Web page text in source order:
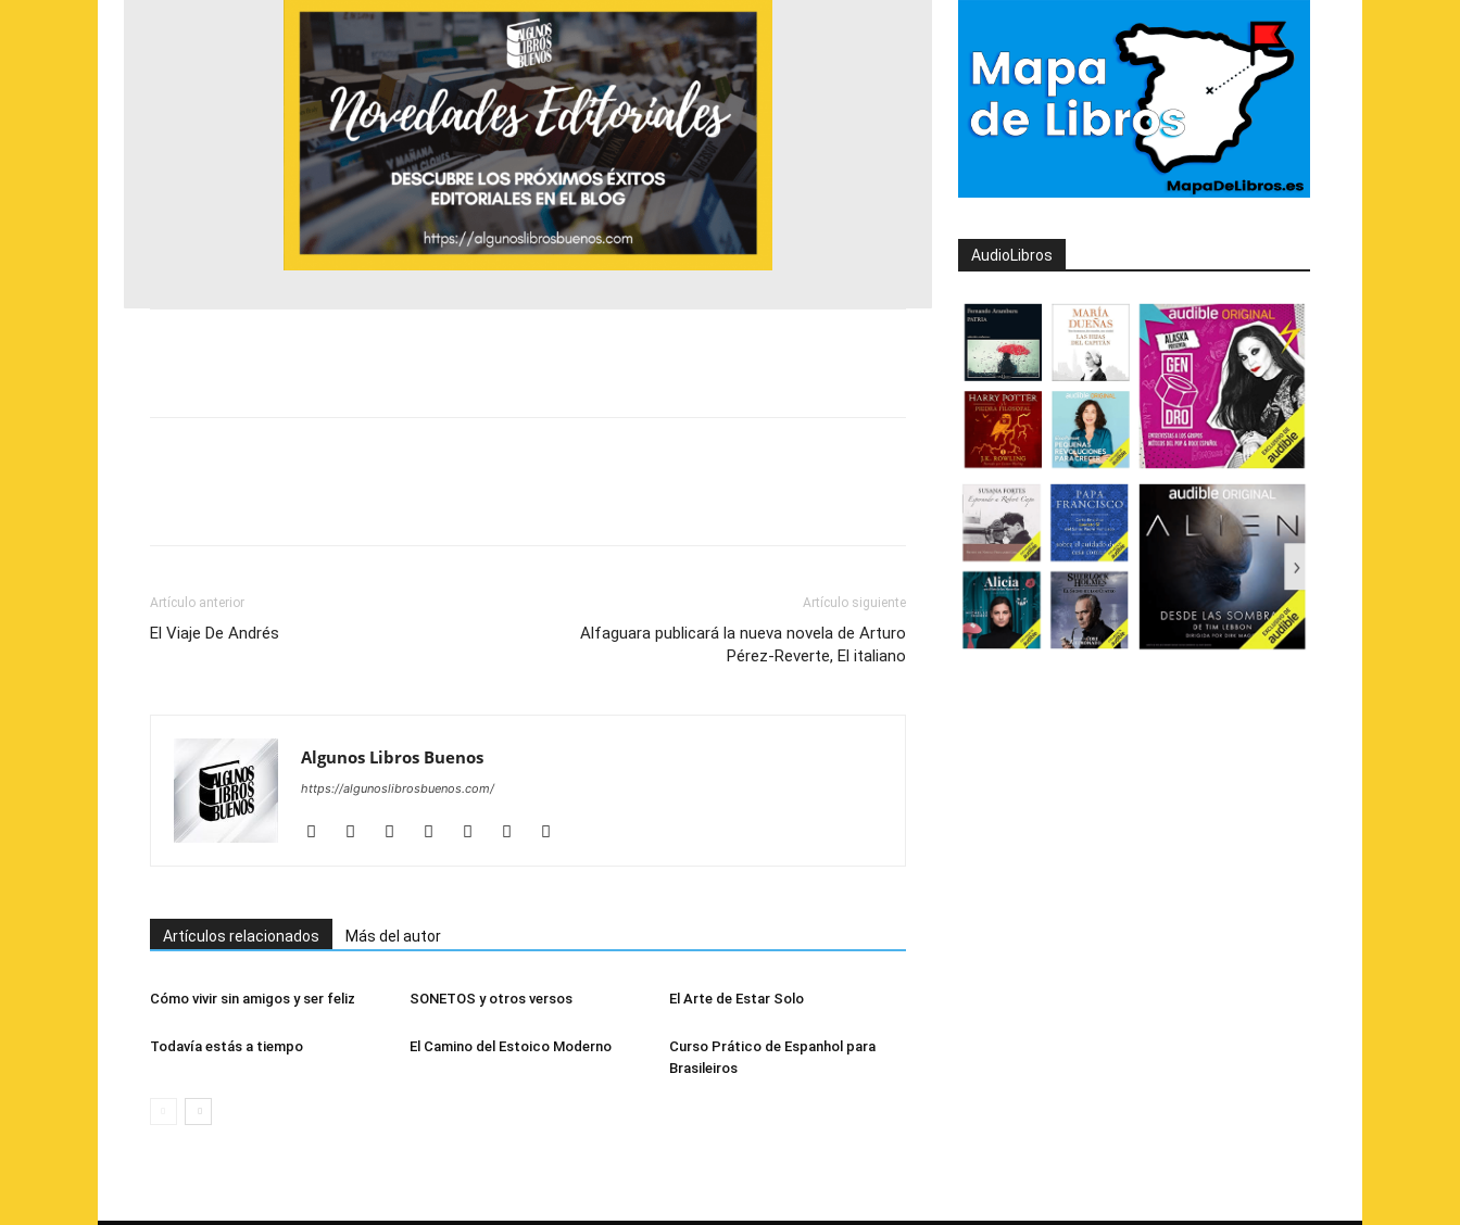
Artículo anterior
El Viaje De Andrés
Artículo siguiente
Alfaguara publicará la nueva novela de Arturo
Pérez-Reverte, El italiano
Algunos Libros Buenos
https://algunoslibrosbuenos.com/
Artículos relacionados Más del autor
Cómo vivir sin amigos y ser feliz SONETOS y otros versos El Arte de Estar Solo
Todavía estás a tiempo El Camino del Estoico Moderno
Curso Prático de Espanhol para
Brasileiros
AudioLibros